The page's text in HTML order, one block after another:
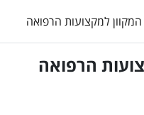
למקצועות הרפואה
הרפואה